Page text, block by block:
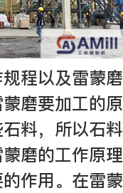
程以及雷蒙磨
磨要加工的原
料，所以石料
磨的工作原理
作用。在雷蒙